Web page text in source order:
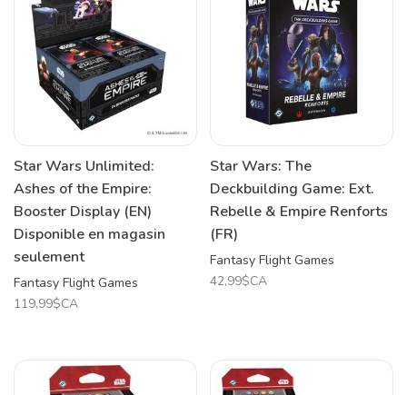
Star Wars Unlimited:
Ashes of the Empire:
Booster Display (EN)
Disponible en magasin
seulement
Fantasy Flight Games
119,99$CA
Star Wars: The
Deckbuilding Game: Ext.
Rebelle & Empire Renforts
(FR)
Fantasy Flight Games
42,99$CA